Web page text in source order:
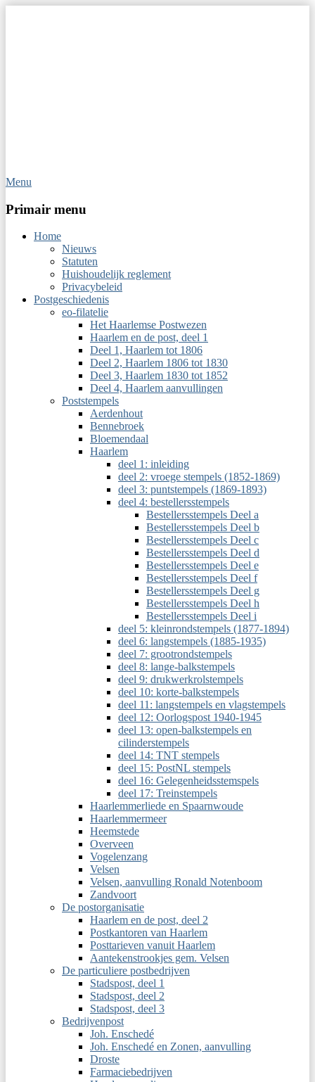
Menu
Primair menu
Home
Nieuws
Statuten
Huishoudelijk reglement
Privacybeleid
Postgeschiedenis
eo-filatelie
Het Haarlemse Postwezen
Haarlem en de post, deel 1
Deel 1, Haarlem tot 1806
Deel 2, Haarlem 1806 tot 1830
Deel 3, Haarlem 1830 tot 1852
Deel 4, Haarlem aanvullingen
Poststempels
Aerdenhout
Bennebroek
Bloemendaal
Haarlem
deel 1: inleiding
deel 2: vroege stempels (1852-1869)
deel 3: puntstempels (1869-1893)
deel 4: bestellersstempels
Bestellersstempels Deel a
Bestellersstempels Deel b
Bestellersstempels Deel c
Bestellersstempels Deel d
Bestellersstempels Deel e
Bestellersstempels Deel f
Bestellersstempels Deel g
Bestellersstempels Deel h
Bestellersstempels Deel i
deel 5: kleinrondstempels (1877-1894)
deel 6: langstempels (1885-1935)
deel 7: grootrondstempels
deel 8: lange-balkstempels
deel 9: drukwerkrolstempels
deel 10: korte-balkstempels
deel 11: langstempels en vlagstempels
deel 12: Oorlogspost 1940-1945
deel 13: open-balkstempels en
cilinderstempels
deel 14: TNT stempels
deel 15: PostNL stempels
deel 16: Gelegenheidsstemspels
deel 17: Treinstempels
Haarlemmerliede en Spaarnwoude
Haarlemmermeer
Heemstede
Overveen
Vogelenzang
Velsen
Velsen, aanvulling Ronald Notenboom
Zandvoort
De postorganisatie
Haarlem en de post, deel 2
Postkantoren van Haarlem
Posttarieven vanuit Haarlem
Aantekenstrookjes gem. Velsen
De particuliere postbedrijven
Stadspost, deel 1
Stadspost, deel 2
Stadspost, deel 3
Bedrijvenpost
Joh. Enschedé
Joh. Enschedé en Zonen, aanvulling
Droste
Farmaciebedrijven